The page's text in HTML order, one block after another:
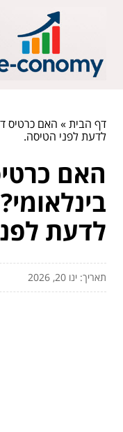
דף הבית» האם כרטיס
לדעת לפני הטיסה.
האם
לדעת
תאריך: ינו 20, 2026